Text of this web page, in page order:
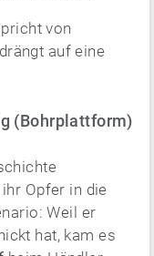
von
auf eine
(Bohrplattform)
ihr Opfer in die
Weil er
hat, kam es